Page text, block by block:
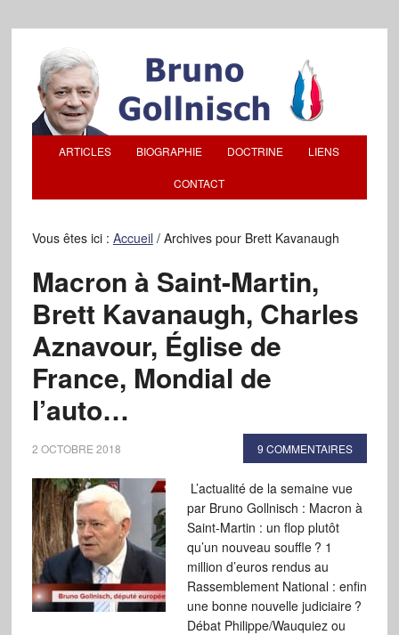
ARTICLES BIOGRAPHIE DOCTRINE LIENS
CONTACT
Vous êtes ici : Accueil /Archives pour Brett Kavanaugh
Macron à Saint-Martin,
Brett Kavanaugh, Charles
Aznavour, Église de
France, Mondial de
l’auto…
2 OCTOBRE 2018 9 COMMENTAIRES
L’actualité de la semaine vue
par Bruno Gollnisch : Macron à
Saint-Martin : un flop plutôt
qu’un nouveau souffle ? 1
million d’euros rendus au
Rassemblement National : enfin
une bonne nouvelle judiciaire ?
Débat Philippe/Wauquiez ou